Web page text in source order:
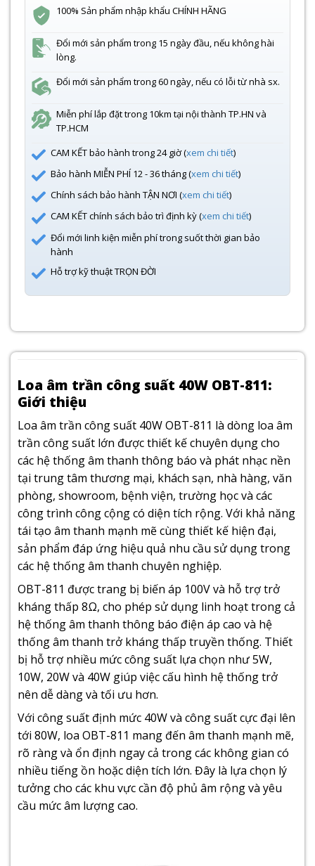
100% Sản phẩm nhập khẩu CHÍNH HÃNG
Đổi mới sản phẩm trong 15 ngày đầu, nếu không hài
lòng.
Đổi mới sản phẩm trong 60 ngày, nếu có lỗi từ nhà sx.
Miễn phí lắp đặt trong 10km tại nội thành TP.HN và
TP.HCM
CAM KẾT bảo hành trong 24 giờ (xem chi tiết)
Bảo hành MIỄN PHÍ 12 - 36 tháng (xem chi tiết)
Chính sách bảo hành TẬN NƠI (xem chi tiết)
CAM KẾT chính sách bảo trì định kỳ (xem chi tiết)
Đổi mới linh kiện miễn phí trong suốt thời gian bảo
hành
Hỗ trợ kỹ thuật TRỌN ĐỜI
Loa âm trần công suất 40W OBT-811:
Giới thiệu
Loa âm trần công suất 40W OBT-811 là dòng loa âm
trần công suất lớn được thiết kế chuyên dụng cho
các hệ thống âm thanh thông báo và phát nhạc nền
tại trung tâm thương mại, khách sạn, nhà hàng, văn
phòng, showroom, bệnh viện, trường học và các
công trình công cộng có diện tích rộng. Với khả năng
tái tạo âm thanh mạnh mẽ cùng thiết kế hiện đại,
sản phẩm đáp ứng hiệu quả nhu cầu sử dụng trong
các hệ thống âm thanh chuyên nghiệp.
OBT-811 được trang bị biến áp 100V và hỗ trợ trở
kháng thấp 8Ω, cho phép sử dụng linh hoạt trong cả
hệ thống âm thanh thông báo điện áp cao và hệ
thống âm thanh trở kháng thấp truyền thống. Thiết
bị hỗ trợ nhiều mức công suất lựa chọn như 5W,
10W, 20W và 40W giúp việc cấu hình hệ thống trở
nên dễ dàng và tối ưu hơn.
Với công suất định mức 40W và công suất cực đại lên
tới 80W, loa OBT-811 mang đến âm thanh mạnh mẽ,
rõ ràng và ổn định ngay cả trong các không gian có
nhiều tiếng ồn hoặc diện tích lớn. Đây là lựa chọn lý
tưởng cho các khu vực cần độ phủ âm rộng và yêu
cầu mức âm lượng cao.